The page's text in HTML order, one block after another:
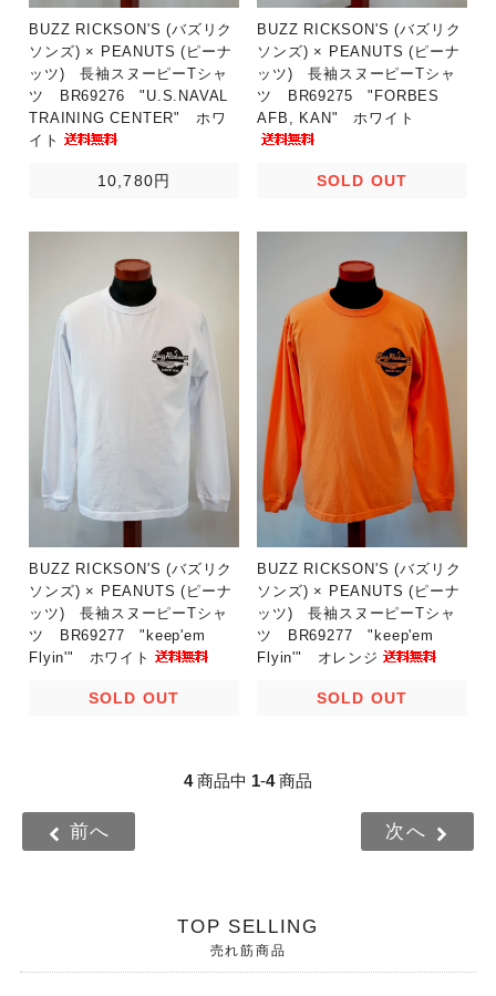
BUZZ RICKSON'S (バズリク
ソンズ) × PEANUTS (ピーナ
ッツ) 長袖スヌーピーTシャ
ツ BR69276 "U.S.NAVAL
TRAINING CENTER" ホワ
イト
10,780円
BUZZ RICKSON'S (バズリク
ソンズ) × PEANUTS (ピーナ
ッツ) 長袖スヌーピーTシャ
ツ BR69275 "FORBES
AFB, KAN" ホワイト
SOLD OUT
BUZZ RICKSON'S (バズリク
ソンズ) × PEANUTS (ピーナ
ッツ) 長袖スヌーピーTシャ
ツ BR69277 "keep'em
Flyin'" ホワイト
SOLD OUT
BUZZ RICKSON'S (バズリク
ソンズ) × PEANUTS (ピーナ
ッツ) 長袖スヌーピーTシャ
ツ BR69277 "keep'em
Flyin'" オレンジ
SOLD OUT
4商品中 1-4商品
前へ 次へ
TOP SELLING
売れ筋商品